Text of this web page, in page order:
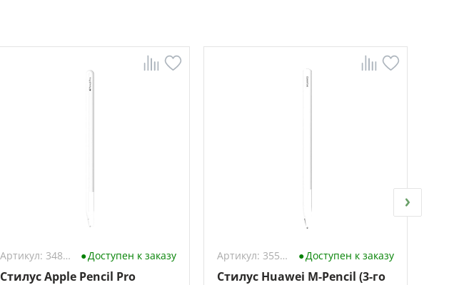
Артикул: 3483695 Доступен к заказу
Стилус Apple Pencil Pro
Артикул: 3558418 Доступен к заказу
Стилус Huawei M-Pencil (3-го